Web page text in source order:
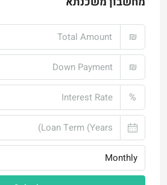
₪
₪
%
Monthly